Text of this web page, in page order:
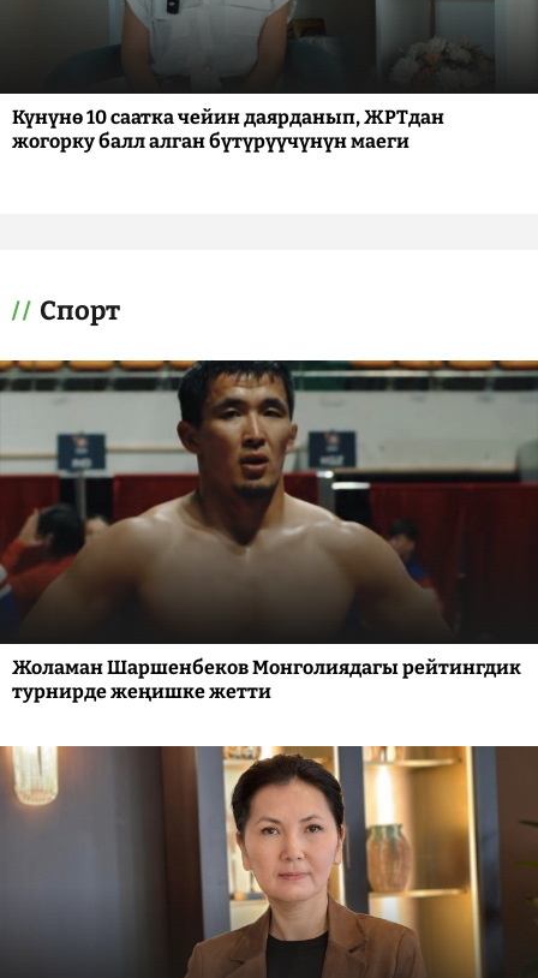
Күнүнө 10 саатка чейин даярданып, ЖРТдан
жогорку балл алган бүтүрүүчүнүн маеги
Спорт
Жоламан Шаршенбеков Монголиядагы рейтингдик
турнирде жеңишке жетти